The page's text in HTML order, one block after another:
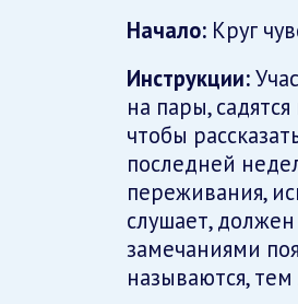
Начало:Круг
Инструкции:
на пары,
чтобы
последней
переживания,
слушает,
замечаниями
называются, тем